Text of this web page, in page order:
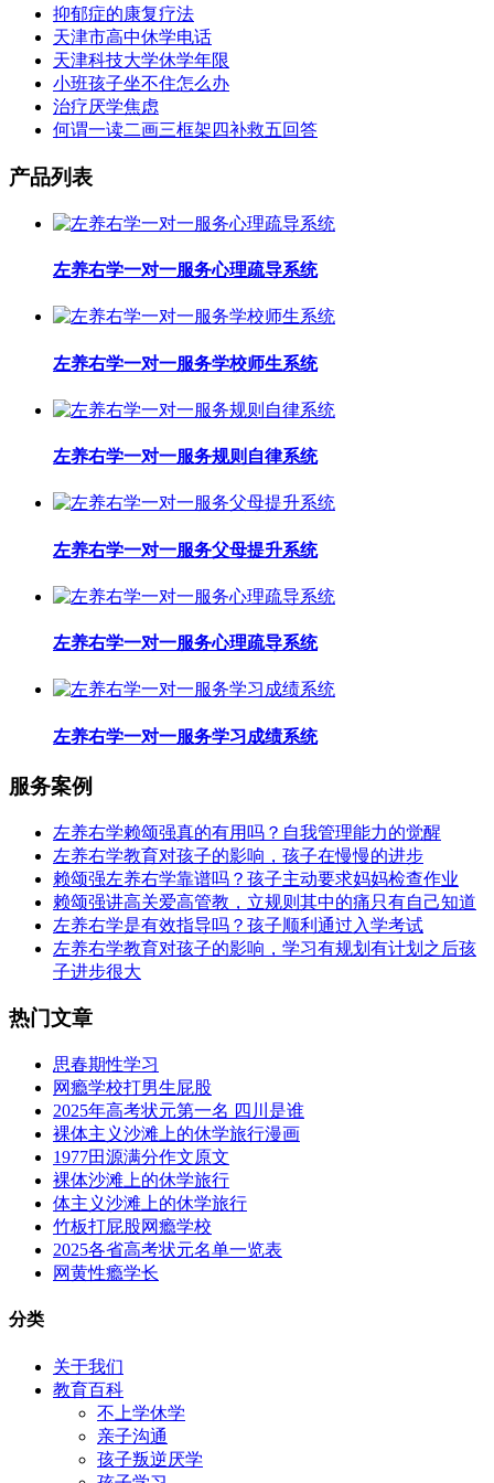
抑郁症的康复疗法
天津市高中休学电话
天津科技大学休学年限
小班孩子坐不住怎么办
治疗厌学焦虑
何谓一读二画三框架四补救五回答
产品列表
左养右学一对一服务心理疏导系统
左养右学一对一服务学校师生系统
左养右学一对一服务规则自律系统
左养右学一对一服务父母提升系统
左养右学一对一服务心理疏导系统
左养右学一对一服务学习成绩系统
服务案例
左养右学赖颂强真的有用吗？自我管理能力的觉醒
左养右学教育对孩子的影响，孩子在慢慢的进步
赖颂强左养右学靠谱吗？孩子主动要求妈妈检查作业
赖颂强讲高关爱高管教，立规则其中的痛只有自己知道
左养右学是有效指导吗？孩子顺利通过入学考试
左养右学教育对孩子的影响，学习有规划有计划之后孩
子进步很大
热门文章
思春期性学习
网瘾学校打男生屁股
2025年高考状元第一名 四川是谁
裸体主义沙滩上的休学旅行漫画
1977田源满分作文原文
裸体沙滩上的休学旅行
体主义沙滩上的休学旅行
竹板打屁股网瘾学校
2025各省高考状元名单一览表
网黄性瘾学长
分类
关于我们
教育百科
不上学休学
亲子沟通
孩子叛逆厌学